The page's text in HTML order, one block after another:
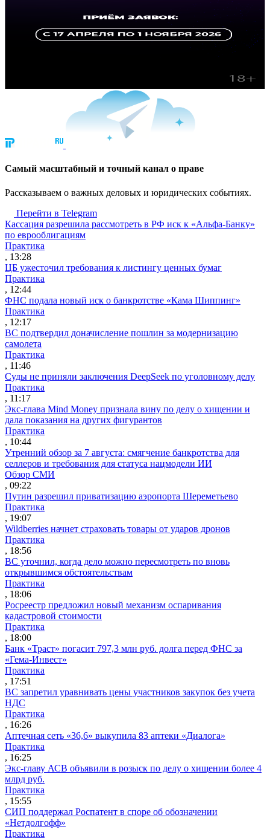
Cамый масштабный и точный канал о праве
Рассказываем о важных деловых и юридических событиях.
Перейти в Telegram
Кассация разрешила рассмотреть в РФ иск к «Альфа-Банку»
по еврооблигациям
Практика
, 13:28
ЦБ ужесточил требования к листингу ценных бумаг
Практика
, 12:44
ФНС подала новый иск о банкротстве «Кама Шиппинг»
Практика
, 12:17
ВС подтвердил доначисление пошлин за модернизацию
самолета
Практика
, 11:46
Суды не приняли заключения DeepSeek по уголовному делу
Практика
, 11:17
Экс-глава Mind Money признала вину по делу о хищении и
дала показания на других фигурантов
Практика
, 10:44
Утренний обзор за 7 августа: смягчение банкротства для
селлеров и требования для статуса нацмодели ИИ
Обзор СМИ
, 09:22
Путин разрешил приватизацию аэропорта Шереметьево
Практика
, 19:07
Wildberries начнет страховать товары от ударов дронов
Практика
, 18:56
ВС уточнил, когда дело можно пересмотреть по вновь
открывшимся обстоятельствам
Практика
, 18:06
Росреестр предложил новый механизм оспаривания
кадастровой стоимости
Практика
, 18:00
Банк «Траст» погасит 797,3 млн руб. долга перед ФНС за
«Гема-Инвест»
Практика
, 17:51
ВС запретил уравнивать цены участников закупок без учета
НДС
Практика
, 16:26
Аптечная сеть «36,6» выкупила 83 аптеки «Диалога»
Практика
, 16:25
Экс-главу АСВ объявили в розыск по делу о хищении более 4
млрд руб.
Практика
, 15:55
СИП поддержал Роспатент в споре об обозначении
«Нетдолгофф»
Практика